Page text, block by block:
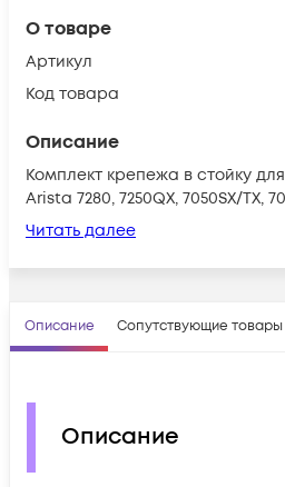
О товаре
Артикул
Код товара
Описание
Комплект крепежа в стойку
Arista 7280, 7250QX, 7050SX/TX,
Читать далее
Описание Сопутствующие товары
Описание